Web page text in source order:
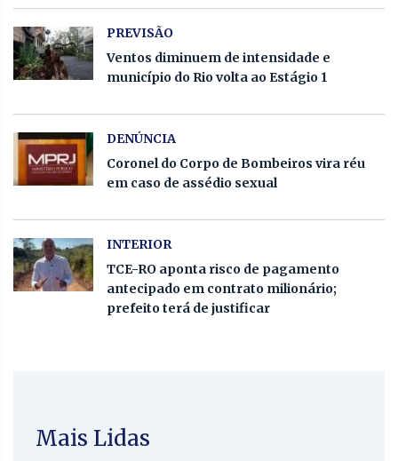
PREVISÃO
Ventos diminuem de intensidade e
município do Rio volta ao Estágio 1
DENÚNCIA
Coronel do Corpo de Bombeiros vira réu
em caso de assédio sexual
INTERIOR
TCE-RO aponta risco de pagamento
antecipado em contrato milionário;
prefeito terá de justificar
Mais Lidas